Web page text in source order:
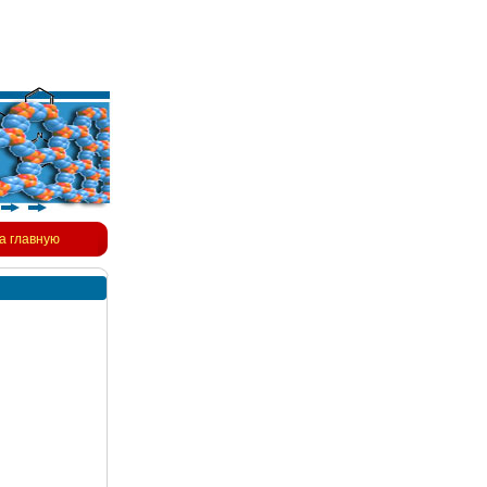
главную